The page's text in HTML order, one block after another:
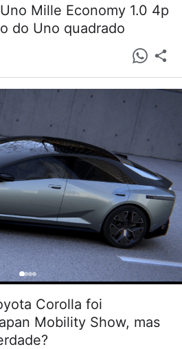
Mille Economy 1.0 4p
do Uno quadrado
Corolla foi
Mobility Show, mas